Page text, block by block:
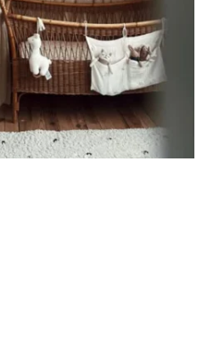
est plus importante que
pans de mur étroits, etc.).